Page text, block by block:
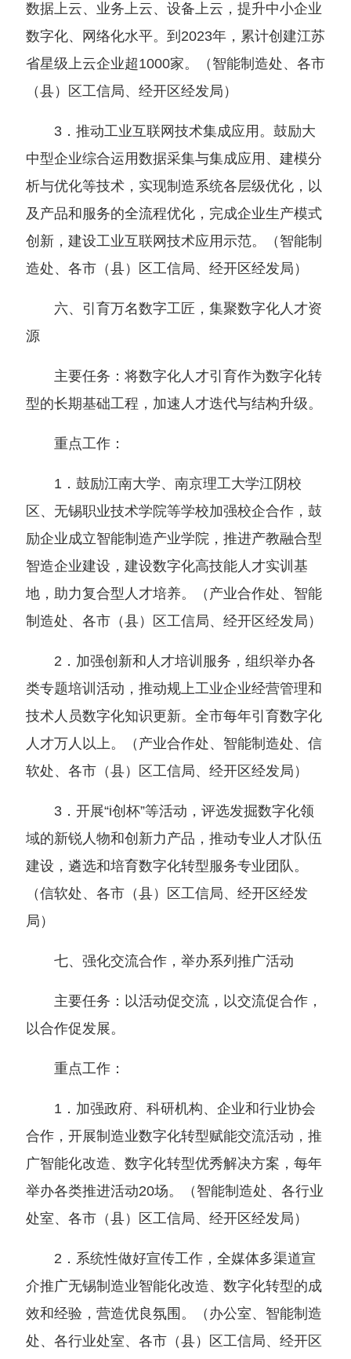
数据上云、业务上云、设备上云，提升中小企业
数字化、网络化水平。到2023年，累计创建江苏
省星级上云企业超1000家。 （ 智能制造处、各市
（县） 区工信局、经开区经发局 ）
3．推动工业互联网技术集成应用。鼓励大
中型企业综合运用数据采集与集成应用、建模分
析与优化等技术，实现制造系统各层级优化，以
及产品和服务的全流程优化，完成企业生产模式
创新，建设工业互联网技术应用示范。
（ 智能制
造处、各市（县） 区工信局、经开区经发局 ）
六、引育万名数字工匠，集聚数字化人才资
源
主要任务：将数字化人才引育作为数字化转
型的长期基础工程，加速人才迭代与结构升级。
重点工作：
1．鼓励江南大学、南京理工大学江阴校
区、无锡职业技术学院等学校加强校企合作，鼓
励企业成立智能制造产业学院，推进产教融合型
智造企业建设，建设数字化高技能人才实训基
地，助力复合型人才培养。
（ 产业合作处、智能
制造处、各市（县） 区工信局、经开区经发局 ）
2．加强创新和人才培训服务，组织举办各
类专题培训活动，推动规上工业企业经营管理和
技术人员数字化知识更新。全市每年引育数字化
人才万人以上。
（ 产业合作处、智能制造处、信
软处、各市（县） 区工信局、经开区经发局 ）
3．开展“i创杯”等活动，评选发掘数字化领
域的新锐人物和创新力产品，推动专业人才队伍
建设，遴选和培育数字化转型服务专业团队。
（信软处、各市（县）
区工信局、经开区经发
局 ）
七、强化交流合作，举办系列推广活动
主要任务：以活动促交流，以交流促合作，
以合作促发展。
重点工作：
1．加强政府、科研机构、企业和行业协会
合作，开展制造业数字化转型赋能交流活动，推
广智能化改造、数字化转型优秀解决方案，每年
举办各类推进活动20场。 （ 智能制造处、各行业
处室、各市（县） 区工信局、经开区经发局 ）
2．系统性做好宣传工作，全媒体多渠道宣
介推广无锡制造业智能化改造、数字化转型的成
效和经验，营造优良氛围。
（ 办公室、智能制造
处、各行业处室、各市（县） 区工信局、经开区